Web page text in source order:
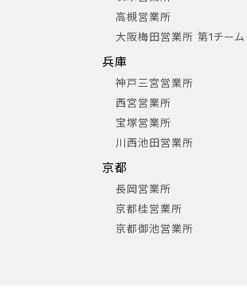
高槻営業所
大阪梅田営業所 第1チーム
兵庫
神戸三宮営業所
西宮営業所
宝塚営業所
川西池田営業所
京都
長岡営業所
京都桂営業所
京都御池営業所